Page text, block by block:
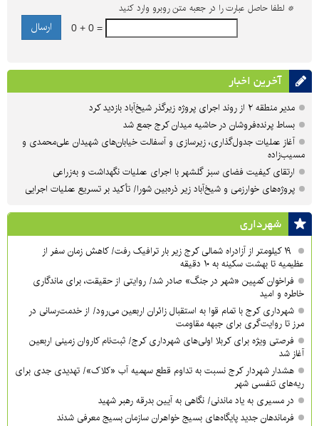
* لطفا حاصل عبارت را در جعبه متن روبرو وارد کنید
0 + 0 =
آخرین اخبار
مدیر منطقه ۲ از روند اجرای پروژه زیرگذر شیخ‌آباد بازدید کرد
بساط پرنده‌فروشان در حاشیه میدان کرج جمع شد
آغاز عملیات جدول‌گذاری، زیرسازی و آسفالت خیابان‌های شهیدان علی‌محمدی و
مسیب‌زاده
ارتقای کیفیت فضای سبز گلشهر با اجرای عملیات نگهداشت و به‌زراعی
پروژه‌های خوارزمی و شیخ‌آباد زیر ذره‌بین شورا/ تأکید بر تسریع عملیات اجرایی
شهرداری
۱۹ کیلومتر از آزادراه شمالی کرج زیر بار ترافیک رفت/ کاهش زمان سفر از
عظیمیه تا بهشت سکینه به ۱۰ دقیقه
فراخوان کمپین «شهر در جنگ» صادر شد/ روایتی از حقیقت، برای ماندگاری
خاطره و امید
شهرداری کرج با تمام قوا به استقبال زائران اربعین می‌رود/ از خدمت‌رسانی در
مرز تا روایت‌گری برای جبهه مقاومت
فرصتی ویژه برای کربلا اولی‌های شهرداری کرج/ ثبت‌نام کاروان زمینی اربعین
آغاز شد
هشدار شهردار کرج نسبت به تداوم قطع سهمیه آب «کلاک»/ تهدیدی جدی برای
ریه‌های تنفسی شهر
در مسیری به یاد ماندنی/ نگاهی به آیین بدرقه رهبر شهید
فرماندهان جدید پایگاه‌های بسیج خواهران سازمان بسیج معرفی شدند